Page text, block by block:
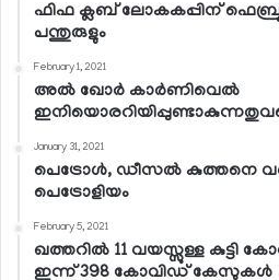
ഫിഫ ക്ലബ് ലോകകപ്പിന്
പന്തുരുളും
February 1, 2021
അല്‍ ഖോര്‍ കാര്‍ണിവെല്‍
January 31, 2021
പെട്രോള്‍, ഡീസല്‍ കുത്തനെ
പെട്രോളിയം
February 5, 2021
ഖത്തറില്‍ 11 വയസ്സുള്ള കുട്ടി
ഇന്ന് 398 കോവിഡ് കേസുകള്‍